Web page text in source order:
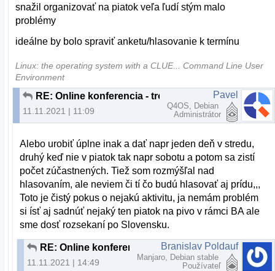
snažil organizovať na piatok veľa ľudí stým malo
problémy
ideálne by bolo spraviť anketu/hlasovanie k termínu
Linux: the operating system with a CLUE... Command Line User
Environment
11.11.2021 | 11:09
Pavel
Q4OS, Debian
Administrátor
Alebo urobiť úplne inak a dať napr jeden deň v stredu,
druhý keď nie v piatok tak napr sobotu a potom sa zistí
počet zúčastnených. Tiež som rozmýšľal nad
hlasovaním, ale neviem či tí čo budú hlasovať aj prídu,,,
Toto je čistý pokus o nejakú aktivitu, ja nemám problém
si ísť aj sadnúť nejaký ten piatok na pivo v rámci BA ale
sme dosť rozsekaní po Slovensku.
RE: Online konferencia - trochu inak
11.11.2021 | 14:49
Branislav Poldauf
Manjaro, Debian stable
Používateľ